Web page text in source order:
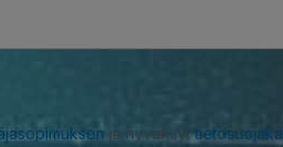
ja hyväksyt